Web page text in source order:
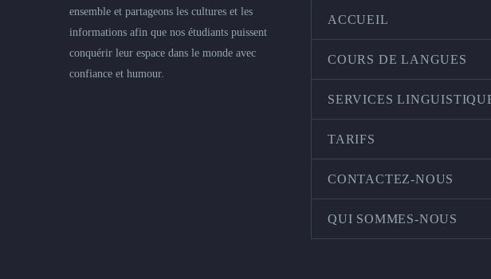
ensemble et partageons les cultures et les
informations afin que nos étudiants puissent
conquérir leur espace dans le monde avec
confiance et humour.
ACCUEIL
COURS DE LANGUES
SERVICES
TARIFS
CONTACTEZ-NOUS
QUI SOMMES-NOUS